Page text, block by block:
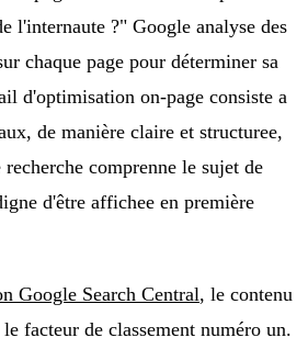
l'internaute ?" Google analyse des
chaque page pour déterminer sa
d'optimisation on-page consiste a
de manière claire et structuree,
comprenne le sujet de
d'être affichee en première
Google Search Central, le contenu
facteur de classement numéro un.